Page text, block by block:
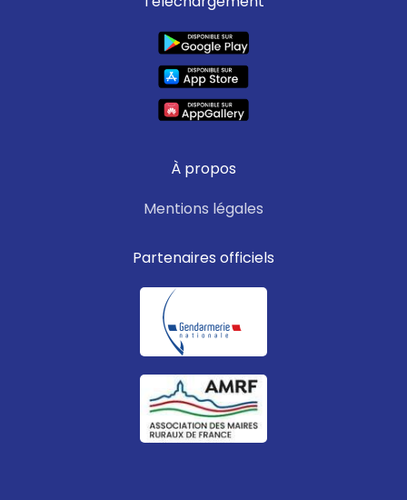
À propos
Mentions légales
Partenaires officiels